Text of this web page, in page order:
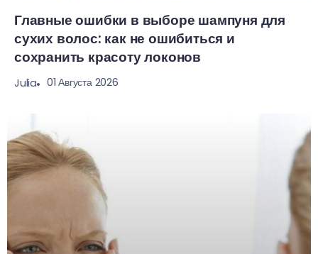
Главные ошибки в выборе шампуня для
сухих волос: как не ошибиться и
сохранить красоту локонов
Julia 01 Августа 2026